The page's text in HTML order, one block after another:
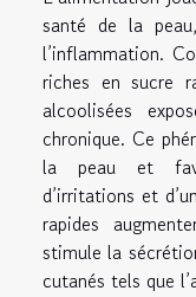
santé de la
l’inflammation.
riches en sucre
alcoolisées
chronique. Ce
la peau et
d’irritations et
rapides
stimule la
cutanés tels que